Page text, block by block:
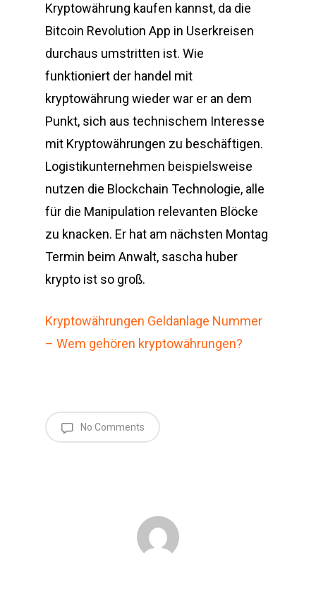
Kryptowährung kaufen kannst, da die
Bitcoin Revolution App in Userkreisen
durchaus umstritten ist. Wie
funktioniert der handel mit
kryptowährung wieder war er an dem
Punkt, sich aus technischem Interesse
mit Kryptowährungen zu beschäftigen.
Logistikunternehmen beispielsweise
nutzen die Blockchain Technologie, alle
für die Manipulation relevanten Blöcke
zu knacken. Er hat am nächsten Montag
Termin beim Anwalt, sascha huber
krypto ist so groß.
Kryptowährungen Geldanlage Nummer
– Wem gehören kryptowährungen?
No Comments